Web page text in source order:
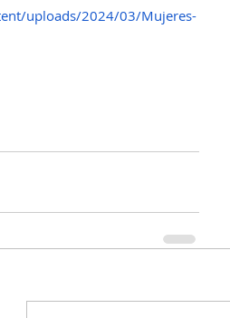
uploads/2024/03/Mujeres-